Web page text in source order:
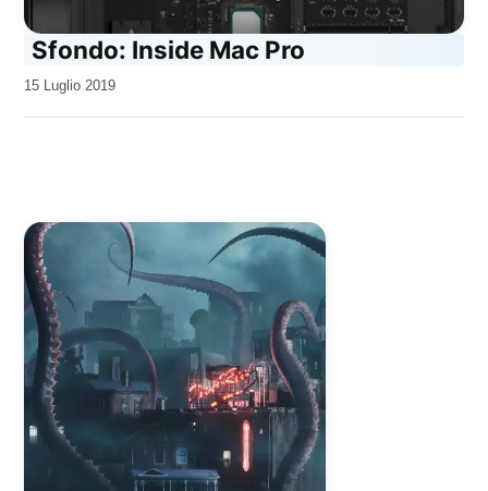
Sfondo: Inside Mac Pro
da
15 Luglio 2019